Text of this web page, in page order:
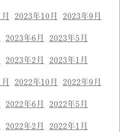
2023年10月 2023年9月
2023年6月 2023年5月
2023年2月 2023年1月
2022年10月 2022年9月
2022年6月 2022年5月
2022年2月 2022年1月